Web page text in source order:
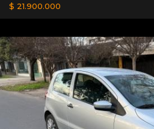
$ 21.900.000